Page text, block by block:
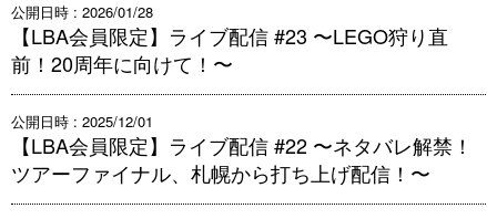
公開日時 : 2026/01/28
【LBA会員限定】ライブ配信 #23 〜LEGO狩り直
前！20周年に向けて！〜
公開日時 : 2025/12/01
【LBA会員限定】ライブ配信 #22 〜ネタバレ解禁！
ツアーファイナル、札幌から打ち上げ配信！〜